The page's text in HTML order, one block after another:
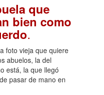
que
bien como
.
foto vieja que quiere
abuelos, la del
está, la que llegó
pasar de mano en